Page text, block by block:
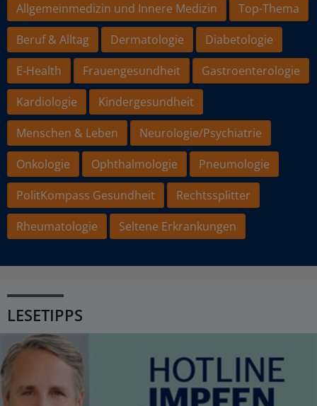
Allgemeinmedizin und Innere Medizin
Top-Thema
Beruf & Alltag
Dermatologie
Diabetologie
E-Health
Frauengesundheit
Gastroenterologie
Kardiologie
Kindergesundheit
Menschen & Leben
Neurologie/Psychiatrie
Onkologie
Ophthalmologie
Pneumologie
PolitKompass Gesundheit
Rechtssplitter
Rheumatologie
Seltene Erkrankungen
LESETIPPS